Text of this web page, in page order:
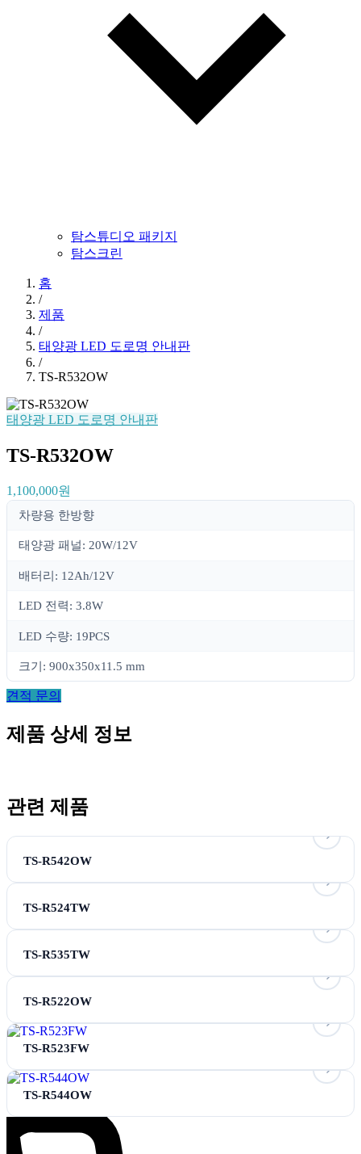
탐스튜디오 패키지
탐스크린
홈
/
제품
/
태양광 LED 도로명 안내판
/
TS-R532OW
태양광 LED 도로명 안내판
TS-R532OW
1,100,000원
차량용 한방향
태양광 패널: 20W/12V
배터리: 12Ah/12V
LED 전력: 3.8W
LED 수량: 19PCS
크기: 900x350x11.5 mm
견적 문의
제품 상세 정보
관련 제품
TS-R542OW
TS-R524TW
TS-R535TW
TS-R522OW
TS-R523FW
TS-R544OW